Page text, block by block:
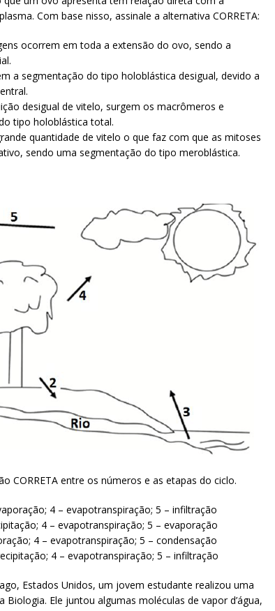
Com base nisso, assinale a alternativa CORRETA:
ocorrem em toda a extensão do ovo, sendo a
a segmentação do tipo holoblástica desigual, devido a
desigual de vitelo, surgem os macrômeros e
tipo holoblástica total.
quantidade de vitelo o que faz com que as mitoses
sendo uma segmentação do tipo meroblástica.
CORRETA entre os números e as etapas do ciclo.
4 – evapotranspiração; 5 – infiltração
4 – evapotranspiração; 5 – evaporação
4 – evapotranspiração; 5 – condensação
4 – evapotranspiração; 5 – infiltração
Estados Unidos, um jovem estudante realizou uma
Ele juntou algumas moléculas de vapor d’água,